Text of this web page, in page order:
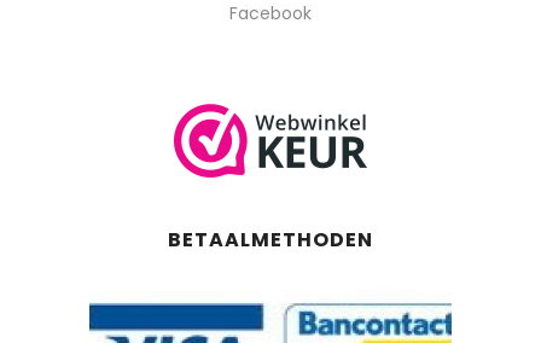
Facebook
BETAALMETHODEN